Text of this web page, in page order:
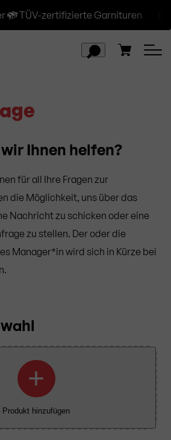
TÜV-zertifizierte Garnituren
Ihnen helfen?
für all Ihre Fragen zur
die Möglichkeit, uns über das
Nachricht zu schicken oder eine
zu stellen. Der oder die
Manager*in wird sich in Kürze bei
+
Produkt hinzufügen